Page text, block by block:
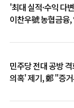
'최대 실적·수익 다
이찬우號 농협금융
민주당 전대 공방
의혹' 제기, 鄭 "증